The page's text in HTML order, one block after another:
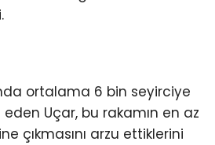
ortalama 6 bin seyirciye
eden Uçar, bu rakamın en az
çıkmasını arzu ettiklerini